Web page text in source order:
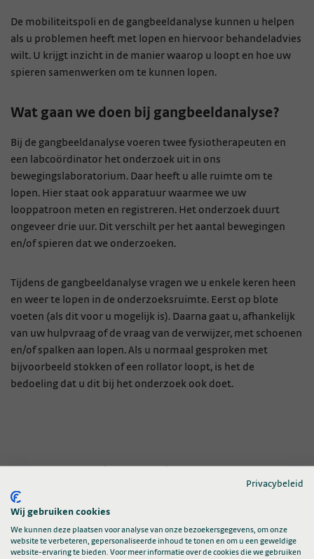
De mobiliteitspoli en de gangbeeldanalyse kunnen u helpen
als u problemen heeft met lopen en hiervoor behandeladvies
wilt. U krijgt inzicht in de manier waarop u loopt en hoe uw
spieren samenwerken om te kunnen lopen.
Wat gaan we doen bij gangbeeldanalyse?
Bij de gangbeeldanalyse voeren twee fysiotherapeuten en
een labcoördinator het onderzoek uit in ons
bewegingslaboratorium. Daar heeft u alle ruimte om te
lopen. Hier staat ook apparatuur waarmee we uw
looppatroon meten en registreren. Het onderzoek duurt
ongeveer drie uur. Dit verschilt per het aantal bewegingen
en/of spieren dat we onderzoeken.
Tijdens de gangbeeldanalyse vragen we u enkele keren heen
en weer te lopen in de onderzoeksruimte. Eerst op blote
voeten (als dit voor u mogelijk is). Daarna gaat u, afhankelijk
van uw hulpvraag of de vraag van de verwijzer, met schoenen
en/of spalken aan lopen. Als u normaal gesproken met
bijvoorbeeld stokken of een rollator loopt, is het de
bedoeling dat u dit bij het onderzoek ook doet.
Hoe bereidt u zich voor?
Voorbereiden mobiliteitspoli
Privacybeleid
Wij gebruiken cookies
We kunnen deze plaatsen voor analyse van onze bezoekersgegevens, om onze
website te verbeteren, gepersonaliseerde inhoud te tonen en om u een geweldige
website-ervaring te bieden. Voor meer informatie over de cookies die we gebruiken